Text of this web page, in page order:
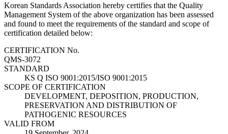
Korean Standards Association hereby certifies that the Quality
Management System of the above organization has been assessed
and found to meet the requirements of the standard and scope of
certification detailed below:
CERTIFICATION No.
QMS-3072
STANDARD
KS Q ISO 9001:2015/ISO 9001:2015
SCOPE OF CERTIFICATION
DEVELOPMENT, DEPOSITION, PRODUCTION,
PRESERVATION AND DISTRIBUTION OF
PATHOGENIC RESOURCES
VALID FROM